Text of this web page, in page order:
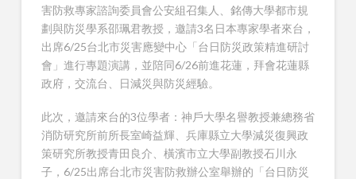
害防救專家諮詢委員會公安組召集人、銘傳大學都市規
劃與防災學系邵珮君教授，邀請3名日本專家學者來台，
出席6/25台北市災害應變中心「台日防災政策精進研討
會」進行專題演講，並陪同6/26前進花蓮，拜會花蓮縣
政府，交流台、日減災與防災經驗。
此次，邀請來台的3位學者：神戶大學名譽教授兼總務省
消防研究所前所長室崎益輝、兵庫縣立大學減災復興政
策研究所教授青田良介、橫濱市立大學副教授石川永
子，6/25出席台北市災害防救辦公室舉辦的「台日防災